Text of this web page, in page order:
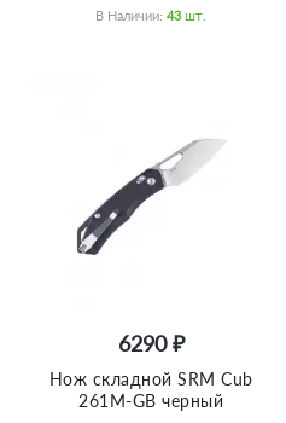
В Наличии: 43 Шт.
6290 ₽
Нож складной SRM Cub
261M-GB черный